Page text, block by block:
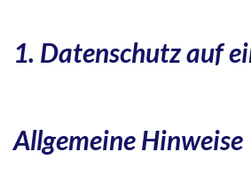
1. Datenschutz auf
Allgemeine Hinweise